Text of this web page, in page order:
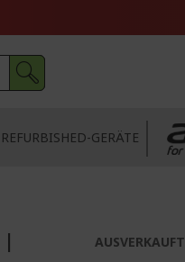
REFURBISHED-GERÄTE
AUSVERKAUFT